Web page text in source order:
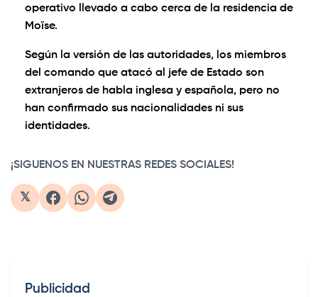
operativo llevado a cabo cerca de la residencia de
Moïse.
Según la versión de las autoridades, los miembros
del comando que atacó al jefe de Estado son
extranjeros de habla inglesa y española, pero no
han confirmado sus nacionalidades ni sus
identidades.
¡SIGUENOS EN NUESTRAS REDES SOCIALES!
𝕏
Publicidad